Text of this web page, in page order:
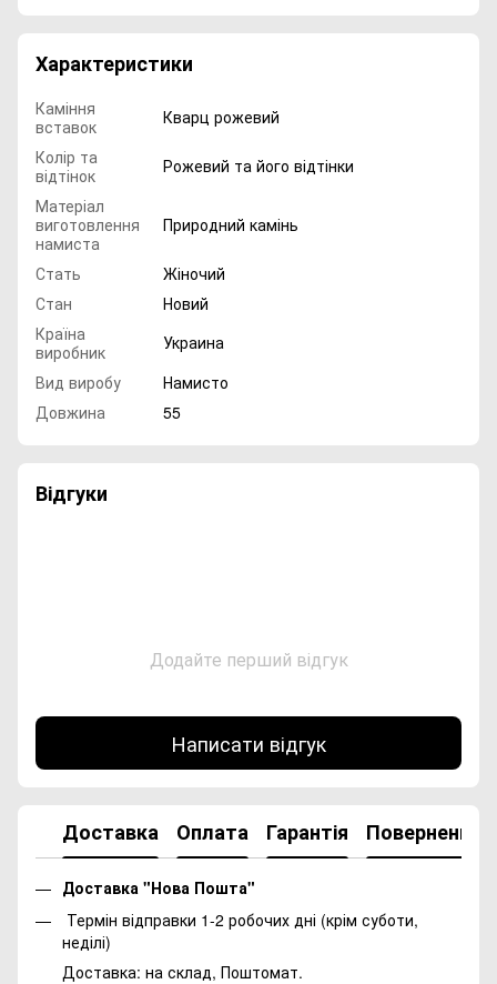
Характеристики
Каміння
вставок
Кварц рожевий
Колір та
відтінок
Рожевий та його відтінки
Матеріал
виготовлення
намиста
Природний камінь
Стать
Жіночий
Стан
Новий
Країна
виробник
Украина
Вид виробу
Намисто
Довжина
55
Відгуки
Додайте перший відгук
Написати відгук
Доставка Оплата Гарантія Повернення
Доставка "Нова Пошта"
Термін відправки 1-2 робочих дні (крім суботи,
неділі)
Доставка: на склад, Поштомат.